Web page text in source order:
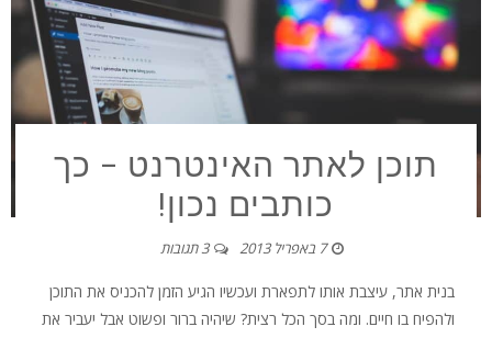
תוכן לאתר האינטרנט – כך
כותבים נכון!
7 באפריל 2013 3 תגובות
בנית אתר, עיצבת אותו לתפארת ועכשיו הגיע הזמן להכניס את התוכן
ולהפיח בו חיים. ומה בסך הכל רצית? שיהיה ברור ופשוט אבל יעביר את